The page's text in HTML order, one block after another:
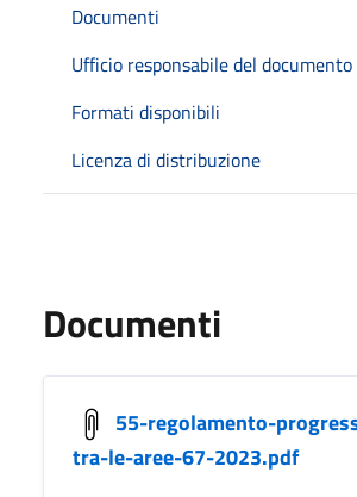
Documenti
Ufficio responsabile del documento
Formati disponibili
Licenza di distribuzione
Documenti
55-regolamento-
tra-le-aree-67-2023.pdf